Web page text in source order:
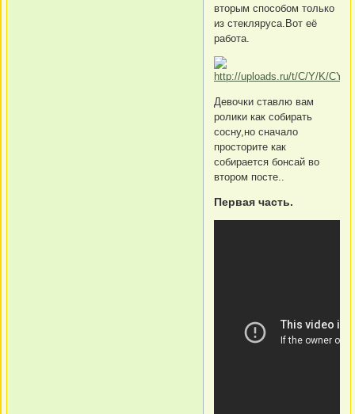
вторым способом только
из стекляруса.Вот её
работа.
Девочки ставлю вам
ролики как собирать
сосну,но сначало
просторите как
собирается бонсай во
втором посте..
Первая часть.